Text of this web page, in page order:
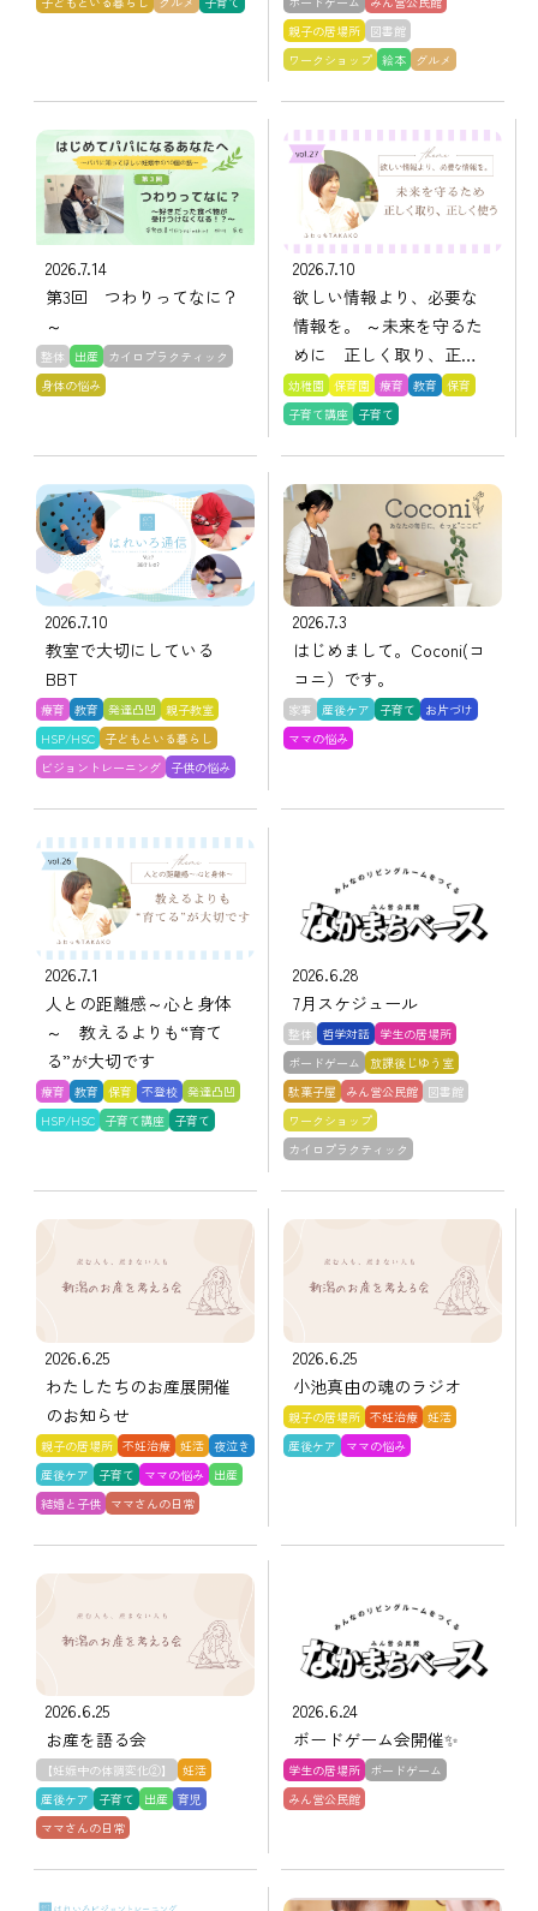
親子の居場所 図書館
ワークショップ 絵本 グルメ
2026.7.14
第3回 つわりってなに？
～
整体 出産
カイロプラクティック
身体の悩み
2026.7.10
欲しい情報より、必要な
情報を。 ～未来を守るた
めに 正しく取り、正し
く使う～
幼稚園 保育園 療育 教育 保育
子育て講座 子育て
2026.7.10
教室で大切にしている
BBT
療育 教育 発達凸凹 親子教室
HSP/HSC
子どもといる暮らし
ビジョントレーニング
子供の悩み
2026.7.3
はじめまして。Coconi(コ
コニ）です。
家事 産後ケア 子育て
お片づけ
ママの悩み
2026.7.1
人との距離感～心と身体
～ 教えるよりも“育て
る”が大切です
療育 教育 保育 不登校 発達凸凹
HSP/HSC
子育て講座 子育て
2026.6.28
7月スケジュール
整体 哲学対話 学生の居場所
ボードゲーム 放課後じゆう室
駄菓子屋
みん営公民館 図書館
ワークショップ
カイロプラクティック
2026.6.25
わたしたちのお産展開催
のお知らせ
親子の居場所 不妊治療 妊活 夜泣き
産後ケア
子育て ママの悩み
出産
結婚と子供
ママさんの日常
2026.6.25
小池真由の魂のラジオ
親子の居場所 不妊治療 妊活
産後ケア
ママの悩み
2026.6.25
お産を語る会
【妊娠中の体調変化②】
妊活
産後ケア
子育て 出産 育児
ママさんの日常
2026.6.24
ボードゲーム会開催✨
学生の居場所
ボードゲーム
みん営公民館